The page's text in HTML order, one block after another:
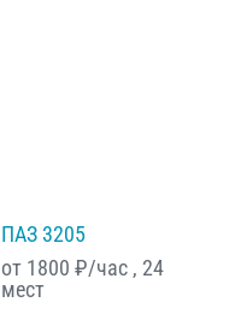
ПАЗ 3205
от 1800 ₽/час , 24
мест